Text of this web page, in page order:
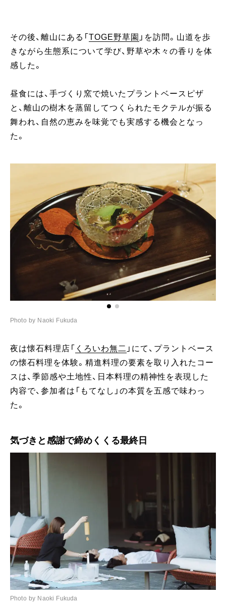
その後、離山にある「 TOGE野草園 」を訪問。山道を歩
きながら生態系について学び、野草や木々の香りを体
感した。
昼食には、手づくり窯で焼いたプラントベースピザ
と、離山の樹木を蒸留してつくられたモクテルが振る
舞われ、自然の恵みを味覚でも実感する機会となっ
た。
Photo by Naoki Fukuda
夜は懐石料理店「 くろいわ無二 」にて、プラントベース
の懐石料理を体験。精進料理の要素を取り入れたコー
スは、季節感や土地性、日本料理の精神性を表現した
内容で、参加者は「もてなし」の本質を五感で味わっ
た。
気づきと感謝で締めくくる最終日
Photo by Naoki Fukuda